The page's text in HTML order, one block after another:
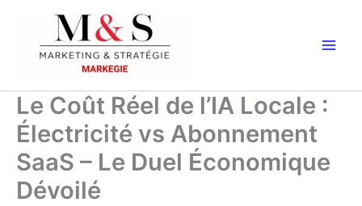
contenu
Le Coût Réel de l’IA Locale :
Électricité vs Abonnement
SaaS – Le Duel Économique
Dévoilé